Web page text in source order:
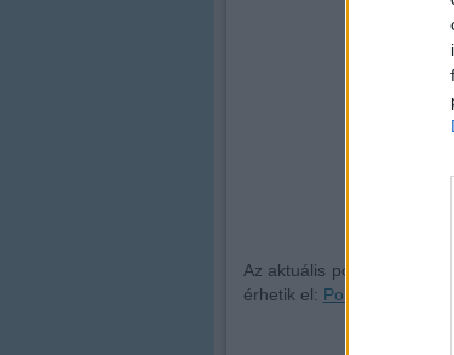
Az aktuális
érhetik el: Pollen-térkép,